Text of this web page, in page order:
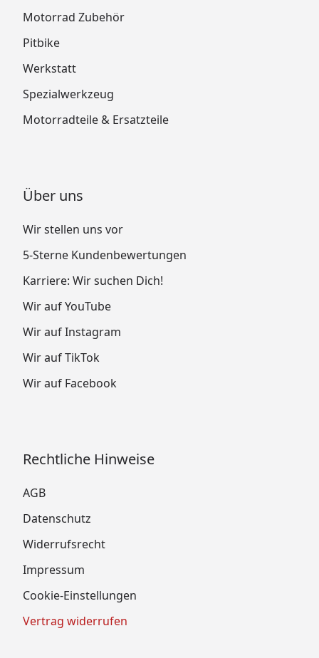
Motorrad Zubehör
Pitbike
Werkstatt
Spezialwerkzeug
Motorradteile & Ersatzteile
Über uns
Wir stellen uns vor
5-Sterne Kundenbewertungen
Karriere: Wir suchen Dich!
Wir auf YouTube
Wir auf Instagram
Wir auf TikTok
Wir auf Facebook
Rechtliche Hinweise
AGB
Datenschutz
Widerrufsrecht
Impressum
Cookie-Einstellungen
Vertrag widerrufen